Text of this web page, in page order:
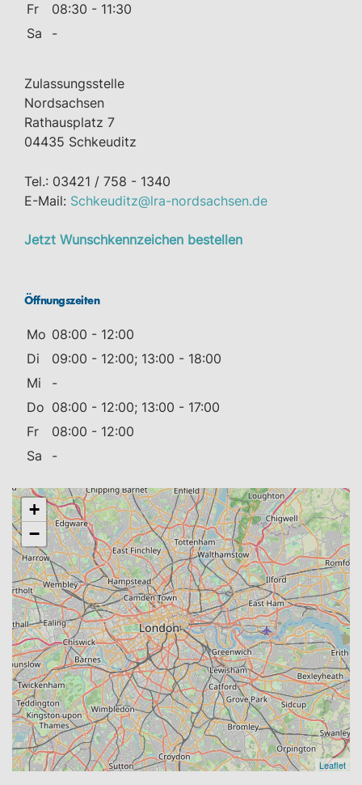
Fr
08:30 - 11:30
Sa
-
Zulassungsstelle
Nordsachsen
Rathausplatz 7
04435 Schkeuditz
Tel.: 03421 / 758 - 1340
E-Mail: Schkeuditz@lra-nordsachsen.de
Jetzt Wunschkennzeichen bestellen
Öffnungszeiten
Mo 08:00 - 12:00
Di
09:00 - 12:00; 13:00 - 18:00
Mi
-
Do 08:00 - 12:00; 13:00 - 17:00
Fr
08:00 - 12:00
Sa
-
+
−
Leaflet